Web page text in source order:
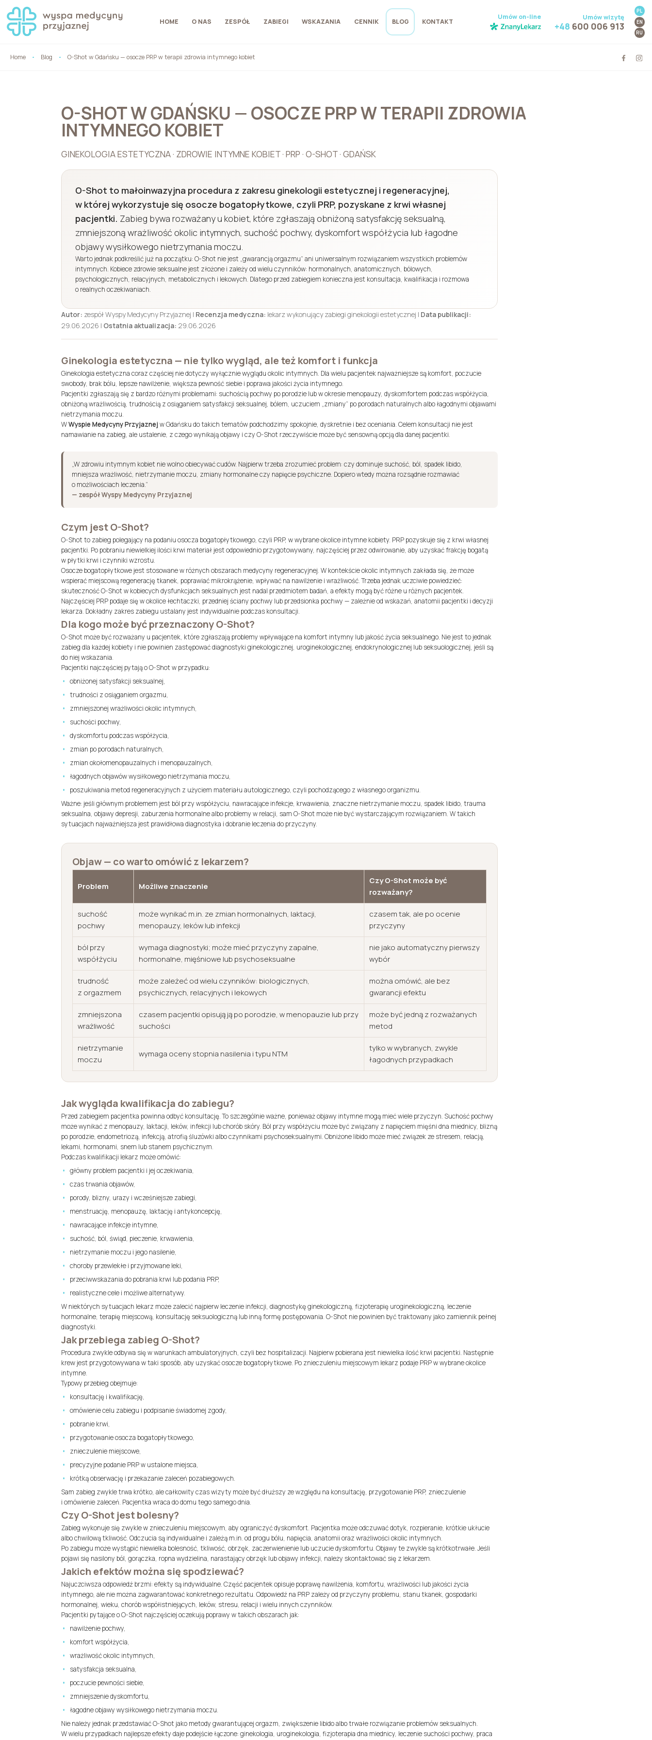
HOME O NAS ZESPÓŁ ZABIEGI WSKAZANIA CENNIK BLOG KONTAKT
Umów on-line Umów wizytę
+48 600 006 913
PL
EN
RU
Home Blog O-Shot w Gdańsku — osocze PRP w terapii zdrowia intymnego kobiet
O-SHOT W GDAŃSKU — OSOCZE PRP W TERAPII ZDROWIA
INTYMNEGO KOBIET
GINEKOLOGIA ESTETYCZNA · ZDROWIE INTYMNE KOBIET · PRP · O-SHOT · GDAŃSK
O-Shot to małoinwazyjna procedura z zakresu ginekologii estetycznej i regeneracyjnej,
w której wykorzystuje się osocze bogatopłytkowe, czyli PRP, pozyskane z krwi własnej
pacjentki. Zabieg bywa rozważany u kobiet, które zgłaszają obniżoną satysfakcję seksualną,
zmniejszoną wrażliwość okolic intymnych, suchość pochwy, dyskomfort współżycia lub łagodne
objawy wysiłkowego nietrzymania moczu.
Warto jednak podkreślić już na początku: O-Shot nie jest „gwarancją orgazmu” ani uniwersalnym rozwiązaniem wszystkich problemów
intymnych. Kobiece zdrowie seksualne jest złożone i zależy od wielu czynników: hormonalnych, anatomicznych, bólowych,
psychologicznych, relacyjnych, metabolicznych i lekowych. Dlatego przed zabiegiem konieczna jest konsultacja, kwalifikacja i rozmowa
o realnych oczekiwaniach.
Autor: zespół Wyspy Medycyny Przyjaznej | Recenzja medyczna: lekarz wykonujący zabiegi ginekologii estetycznej | Data publikacji:
29.06.2026 | Ostatnia aktualizacja: 29.06.2026
Ginekologia estetyczna — nie tylko wygląd, ale też komfort i funkcja
Ginekologia estetyczna coraz częściej nie dotyczy wyłącznie wyglądu okolic intymnych. Dla wielu pacjentek najważniejsze są komfort, poczucie
swobody, brak bólu, lepsze nawilżenie, większa pewność siebie i poprawa jakości życia intymnego.
Pacjentki zgłaszają się z bardzo różnymi problemami: suchością pochwy po porodzie lub w okresie menopauzy, dyskomfortem podczas współżycia,
obniżoną wrażliwością, trudnością z osiąganiem satysfakcji seksualnej, bólem, uczuciem „zmiany” po porodach naturalnych albo łagodnymi objawami
nietrzymania moczu.
WWyspie Medycyny Przyjaznejw Gdańsku do takich tematów podchodzimy spokojnie, dyskretnie i bez oceniania. Celem konsultacji nie jest
namawianie na zabieg, ale ustalenie, z czego wynikają objawy i czy O-Shot rzeczywiście może być sensowną opcją dla danej pacjentki.
„W zdrowiu intymnym kobiet nie wolno obiecywać cudów. Najpierw trzeba zrozumieć problem: czy dominuje suchość, ból, spadek libido,
mniejsza wrażliwość, nietrzymanie moczu, zmiany hormonalne czy napięcie psychiczne. Dopiero wtedy można rozsądnie rozmawiać
o możliwościach leczenia.”
— zespół Wyspy Medycyny Przyjaznej
Czym jest O-Shot?
O-Shot to zabieg polegający na podaniu osocza bogatopłytkowego, czyli PRP, w wybrane okolice intymne kobiety. PRP pozyskuje się z krwi własnej
pacjentki. Po pobraniu niewielkiej ilości krwi materiał jest odpowiednio przygotowywany, najczęściej przez odwirowanie, aby uzyskać frakcję bogatą
w płytki krwi i czynniki wzrostu.
Osocze bogatopłytkowe jest stosowane w różnych obszarach medycyny regeneracyjnej. W kontekście okolic intymnych zakłada się, że może
wspierać miejscową regenerację tkanek, poprawiać mikrokrążenie, wpływać na nawilżenie i wrażliwość. Trzeba jednak uczciwie powiedzieć:
skuteczność O-Shot w kobiecych dysfunkcjach seksualnych jest nadal przedmiotem badań, a efekty mogą być różne u różnych pacjentek.
Najczęściej PRP podaje się w okolice łechtaczki, przedniej ściany pochwy lub przedsionka pochwy — zależnie od wskazań, anatomii pacjentki i decyzji
lekarza. Dokładny zakres zabiegu ustalany jest indywidualnie podczas konsultacji.
Dla kogo może być przeznaczony O-Shot?
O-Shot może być rozważany u pacjentek, które zgłaszają problemy wpływające na komfort intymny lub jakość życia seksualnego. Nie jest to jednak
zabieg dla każdej kobiety i nie powinien zastępować diagnostyki ginekologicznej, uroginekologicznej, endokrynologicznej lub seksuologicznej, jeśli są
do niej wskazania.
Pacjentki najczęściej pytają o O-Shot w przypadku:
obniżonej satysfakcji seksualnej,
trudności z osiąganiem orgazmu,
zmniejszonej wrażliwości okolic intymnych,
suchości pochwy,
dyskomfortu podczas współżycia,
zmian po porodach naturalnych,
zmian okołomenopauzalnych i menopauzalnych,
łagodnych objawów wysiłkowego nietrzymania moczu,
poszukiwania metod regeneracyjnych z użyciem materiału autologicznego, czyli pochodzącego z własnego organizmu.
Ważne: jeśli głównym problemem jest ból przy współżyciu, nawracające infekcje, krwawienia, znaczne nietrzymanie moczu, spadek libido, trauma
seksualna, objawy depresji, zaburzenia hormonalne albo problemy w relacji, sam O-Shot może nie być wystarczającym rozwiązaniem. W takich
sytuacjach najważniejsza jest prawidłowa diagnostyka i dobranie leczenia do przyczyny.
Objaw — co warto omówić z lekarzem?
Problem Możliwe znaczenie
Czy O-Shot może być
rozważany?
suchość
pochwy
może wynikać m.in. ze zmian hormonalnych, laktacji,
menopauzy, leków lub infekcji
czasem tak, ale po ocenie
przyczyny
ból przy
współżyciu
wymaga diagnostyki; może mieć przyczyny zapalne,
hormonalne, mięśniowe lub psychoseksualne
nie jako automatyczny pierwszy
wybór
trudność
z orgazmem
może zależeć od wielu czynników: biologicznych,
psychicznych, relacyjnych i lekowych
można omówić, ale bez
gwarancji efektu
zmniejszona
wrażliwość
czasem pacjentki opisują ją po porodzie, w menopauzie lub przy
suchości
może być jedną z rozważanych
metod
nietrzymanie
moczu
wymaga oceny stopnia nasilenia i typu NTM
tylko w wybranych, zwykle
łagodnych przypadkach
Jak wygląda kwalifikacja do zabiegu?
Przed zabiegiem pacjentka powinna odbyć konsultację. To szczególnie ważne, ponieważ objawy intymne mogą mieć wiele przyczyn. Suchość pochwy
może wynikać z menopauzy, laktacji, leków, infekcji lub chorób skóry. Ból przy współżyciu może być związany z napięciem mięśni dna miednicy, blizną
po porodzie, endometriozą, infekcją, atrofią śluzówki albo czynnikami psychoseksualnymi. Obniżone libido może mieć związek ze stresem, relacją,
lekami, hormonami, snem lub stanem psychicznym.
Podczas kwalifikacji lekarz może omówić:
główny problem pacjentki i jej oczekiwania,
czas trwania objawów,
porody, blizny, urazy i wcześniejsze zabiegi,
menstruację, menopauzę, laktację i antykoncepcję,
nawracające infekcje intymne,
suchość, ból, świąd, pieczenie, krwawienia,
nietrzymanie moczu i jego nasilenie,
choroby przewlekłe i przyjmowane leki,
przeciwwskazania do pobrania krwi lub podania PRP,
realistyczne cele i możliwe alternatywy.
W niektórych sytuacjach lekarz może zalecić najpierw leczenie infekcji, diagnostykę ginekologiczną, fizjoterapię uroginekologiczną, leczenie
hormonalne, terapię miejscową, konsultację seksuologiczną lub inną formę postępowania. O-Shot nie powinien być traktowany jako zamiennik pełnej
diagnostyki.
Jak przebiega zabieg O-Shot?
Procedura zwykle odbywa się w warunkach ambulatoryjnych, czyli bez hospitalizacji. Najpierw pobierana jest niewielka ilość krwi pacjentki. Następnie
krew jest przygotowywana w taki sposób, aby uzyskać osocze bogatopłytkowe. Po znieczuleniu miejscowym lekarz podaje PRP w wybrane okolice
intymne.
Typowy przebieg obejmuje:
konsultację i kwalifikację,
omówienie celu zabiegu i podpisanie świadomej zgody,
pobranie krwi,
przygotowanie osocza bogatopłytkowego,
znieczulenie miejscowe,
precyzyjne podanie PRP w ustalone miejsca,
krótką obserwację i przekazanie zaleceń pozabiegowych.
Sam zabieg zwykle trwa krótko, ale całkowity czas wizyty może być dłuższy ze względu na konsultację, przygotowanie PRP, znieczulenie
i omówienie zaleceń. Pacjentka wraca do domu tego samego dnia.
Czy O-Shot jest bolesny?
Zabieg wykonuje się zwykle w znieczuleniu miejscowym, aby ograniczyć dyskomfort. Pacjentka może odczuwać dotyk, rozpieranie, krótkie ukłucie
albo chwilową tkliwość. Odczucia są indywidualne i zależą m.in. od progu bólu, napięcia, anatomii oraz wrażliwości okolic intymnych.
Po zabiegu może wystąpić niewielka bolesność, tkliwość, obrzęk, zaczerwienienie lub uczucie dyskomfortu. Objawy te zwykle są krótkotrwałe. Jeśli
pojawi się nasilony ból, gorączka, ropna wydzielina, narastający obrzęk lub objawy infekcji, należy skontaktować się z lekarzem.
Jakich efektów można się spodziewać?
Najuczciwsza odpowiedź brzmi: efekty są indywidualne. Część pacjentek opisuje poprawę nawilżenia, komfortu, wrażliwości lub jakości życia
intymnego, ale nie można zagwarantować konkretnego rezultatu. Odpowiedź na PRP zależy od przyczyny problemu, stanu tkanek, gospodarki
hormonalnej, wieku, chorób współistniejących, leków, stresu, relacji i wielu innych czynników.
Pacjentki pytające o O-Shot najczęściej oczekują poprawy w takich obszarach jak:
nawilżenie pochwy,
komfort współżycia,
wrażliwość okolic intymnych,
satysfakcja seksualna,
poczucie pewności siebie,
zmniejszenie dyskomfortu,
łagodne objawy wysiłkowego nietrzymania moczu.
Nie należy jednak przedstawiać O-Shot jako metody gwarantującej orgazm, zwiększenie libido albo trwałe rozwiązanie problemów seksualnych.
W wielu przypadkach najlepsze efekty daje podejście łączone: ginekologia, uroginekologia, fizjoterapia dna miednicy, leczenie suchości pochwy, praca